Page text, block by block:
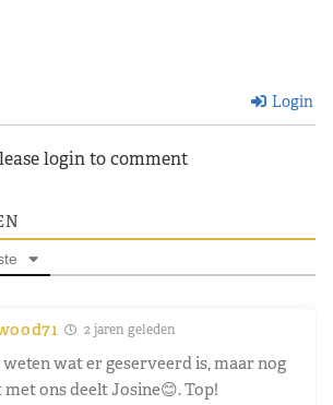
Login
login to comment
2 jaren geleden
wat er geserveerd is, maar nog
ons deelt Josine😊. Top!